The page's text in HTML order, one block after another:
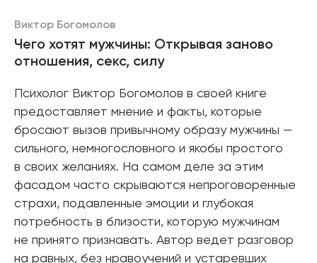
Виктор Богомолов
Чего хотят мужчины: Открывая заново
отношения, секс, силу
Психолог Виктор Богомолов в своей книге
предоставляет мнение и факты, которые
бросают вызов привычному образу мужчины —
сильного, немногословного и якобы простого
в своих желаниях. На самом деле за этим
фасадом часто скрываются непроговоренные
страхи, подавленные эмоции и глубокая
потребность в близости, которую мужчинам
не принято признавать. Автор ведет разговор
на равных, без нравоучений и устаревших